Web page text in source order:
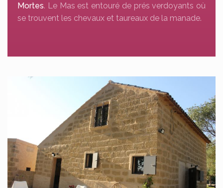
Mortes. Le Mas est entouré de prés verdoyants où
se trouvent les chevaux et taureaux de la manade.